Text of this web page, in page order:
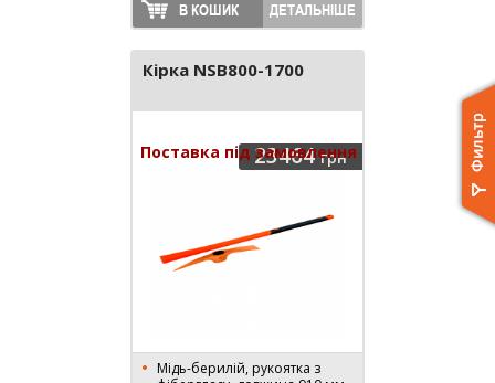
В КОШИК ДЕТАЛЬНІШЕ
Кірка NSB800-1700
23464грн
Поставка під замовлення
Мідь-берилій, рукоятка з